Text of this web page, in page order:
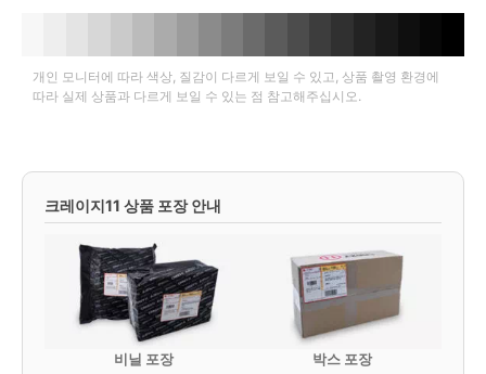
개인 모니터에 따라 색상, 질감이 다르게 보일 수 있고, 상품 촬영 환경에
따라 실제 상품과 다르게 보일 수 있는 점 참고해주십시오.
크레이지11 상품 포장 안내
비닐 포장 박스 포장